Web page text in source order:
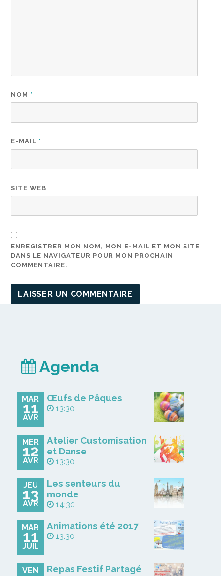
NOM *
E-MAIL *
SITE WEB
ENREGISTRER MON NOM, MON E-MAIL ET MON SITE
DANS LE NAVIGATEUR POUR MON PROCHAIN
COMMENTAIRE.
Agenda
MAR
11
AVR
Œufs de Pâques
13:30
MER
12
AVR
Atelier Customisation
et Danse
13:30
JEU
13
AVR
Les senteurs du
monde
14:30
MAR
11
JUIL
Animations été 2017
13:30
VEN Repas Festif Partagé